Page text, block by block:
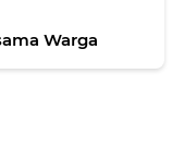
Warga